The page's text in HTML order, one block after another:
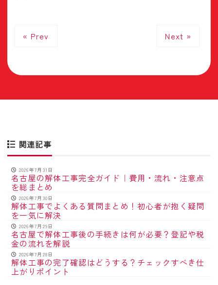
« Prev Next »
関連記事
2026年7月31日
名古屋の解体工事完全ガイド｜費用・流れ・注意点
を総まとめ
2026年7月30日
解体工事でよくある質問まとめ！初心者が抱く疑問
を一気に解決
2026年7月29日
名古屋で解体工事後の手続きは何が必要？登記や税
金の流れを解説
2026年7月28日
解体工事の完了確認はどうする？チェックすべき仕
上がりポイント